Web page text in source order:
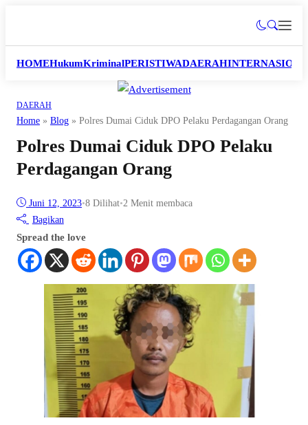
HOMEHukumKriminalPERISTIWADAERAH
DAERAH
Home » Blog » Polres Dumai Ciduk DPO Pelaku Perdagangan Orang
Polres Dumai Ciduk DPO Pelaku
Perdagangan Orang
Juni 12, 2023•8 Dilihat•2 Menit membaca
Bagikan
Spread the love